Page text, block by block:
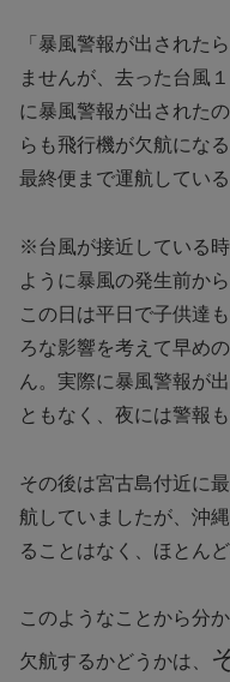
「暴風警報が出された
ませんが、去った台風
に暴風警報が出された
らも飛行機が欠航にな
最終便まで運航してい
※台風が接近している
ように暴風の発生前か
この日は平日で子供達
ろな影響を考えて早め
ん。実際に暴風警報が
ともなく、夜には警報
その後は宮古島付近に
航していましたが、沖
ることはなく、ほとん
このようなことから分
欠航するかどうかは、